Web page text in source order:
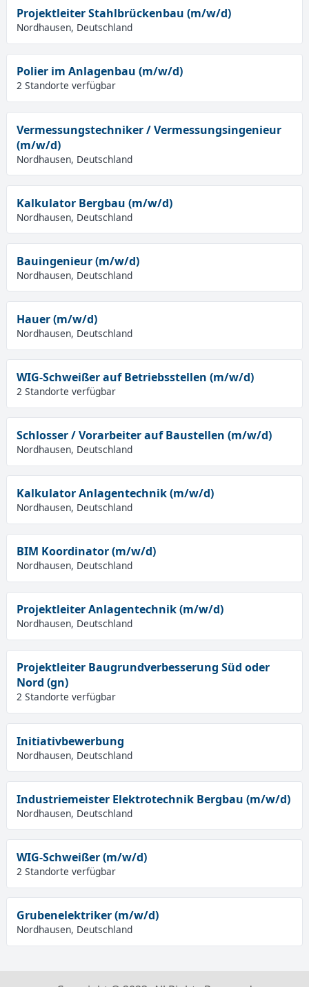
Projektleiter Stahlbrückenbau (m/w/d)
Nordhausen, Deutschland
Polier im Anlagenbau (m/w/d)
2 Standorte verfügbar
Vermessungstechniker / Vermessungsingenieur
(m/w/d)
Nordhausen, Deutschland
Kalkulator Bergbau (m/w/d)
Nordhausen, Deutschland
Bauingenieur (m/w/d)
Nordhausen, Deutschland
Hauer (m/w/d)
Nordhausen, Deutschland
WIG-Schweißer auf Betriebsstellen (m/w/d)
2 Standorte verfügbar
Schlosser / Vorarbeiter auf Baustellen (m/w/d)
Nordhausen, Deutschland
Kalkulator Anlagentechnik (m/w/d)
Nordhausen, Deutschland
BIM Koordinator (m/w/d)
Nordhausen, Deutschland
Projektleiter Anlagentechnik (m/w/d)
Nordhausen, Deutschland
Projektleiter Baugrundverbesserung Süd oder
Nord (gn)
2 Standorte verfügbar
Initiativbewerbung
Nordhausen, Deutschland
Industriemeister Elektrotechnik Bergbau (m/w/d)
Nordhausen, Deutschland
WIG-Schweißer (m/w/d)
2 Standorte verfügbar
Grubenelektriker (m/w/d)
Nordhausen, Deutschland